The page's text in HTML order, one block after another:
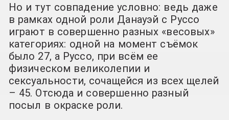
Но и тут совпадение условно: ведь даже
в рамках одной роли Данауэй с Руссо
играют в совершенно разных «весовых»
категориях: одной на момент съёмок
было 27, а Руссо, при всём ее
физическом великолепии и
сексуальности, сочащейся из всех щелей
– 45. Отсюда и совершенно разный
посыл в окраске роли.